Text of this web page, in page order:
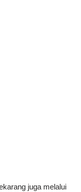
juga melalui